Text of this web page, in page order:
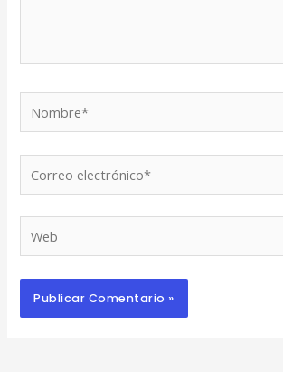
Nombre*
electrónico*